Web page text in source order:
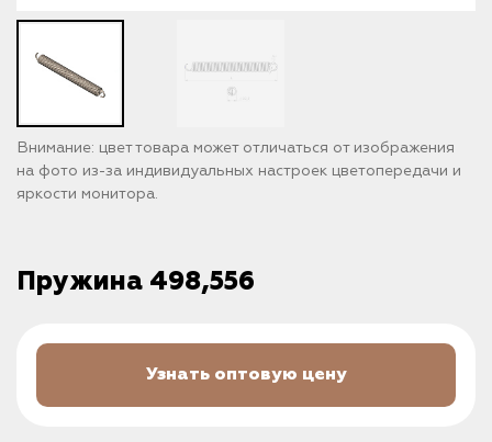
Внимание: цвет товара может отличаться от изображения
на фото из-за индивидуальных настроек цветопередачи и
яркости монитора.
Пружина 498,556
Узнать оптовую цену